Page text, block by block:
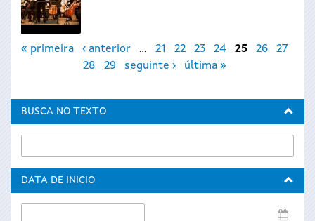
Páxinas
« primeira ‹ anterior … 21 22 23 24 25 26
27
28
29 seguinte › última »
BUSCA NO TEXTO
DATA DE INICIO